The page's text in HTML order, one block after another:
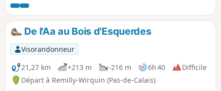
coteau, surtout par beau temps, est un vrai bonheur (même
si on y souffre un peu !)
De l'Aa au Bois d'Esquerdes
Visorandonneur
21,27 km
+213 m -216 m 6h 40
Difficile
Départ à Remilly-Wirquin (Pas-de-Calais)